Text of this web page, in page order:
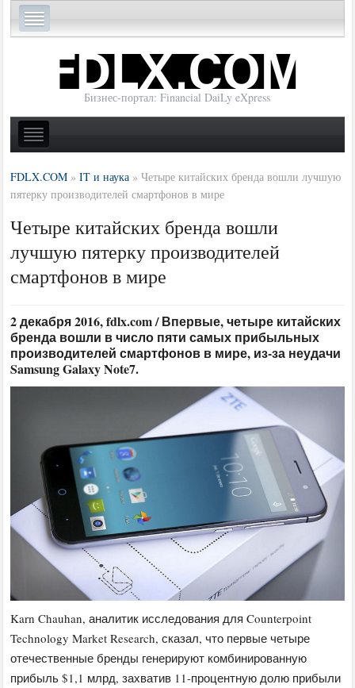
Бизнес-портал: Financial DaiLy eXpress
FDLX.COM »IT и наука »Четыре китайских бренда вошли лучшую
пятерку производителей смартфонов в мире
Четыре китайских бренда вошли
лучшую пятерку производителей
смартфонов в мире
2 декабря 2016, fdlx.com / Впервые, четыре китайских
бренда вошли в число пяти самых прибыльных
производителей смартфонов в мире, из-за неудачи
Samsung Galaxy Note7.
Karn Chauhan, аналитик исследования для Counterpoint
Technology Market Research, сказал, что первые четыре
отечественные бренды генерируют комбинированную
прибыль $1,1 млрд, захватив 11-процентную долю прибыли